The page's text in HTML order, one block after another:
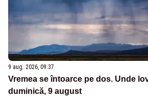
9 aug. 2026, 09:37
Vremea se întoarce pe dos. Unde
duminică, 9 august